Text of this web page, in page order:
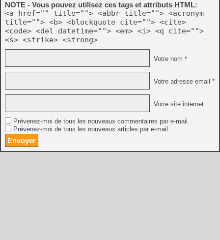
NOTE - Vous pouvez utilisez ces tags et attributs HTML:
<a href="" title=""> <abbr title=""> <acronym
title=""> <b> <blockquote cite=""> <cite>
<code> <del datetime=""> <em> <i> <q cite="">
<s> <strike> <strong>
Votre nom *
Votre adresse email *
Votre site internet
Prévenez-moi de tous les nouveaux commentaires par e-mail.
Prévenez-moi de tous les nouveaux articles par e-mail.